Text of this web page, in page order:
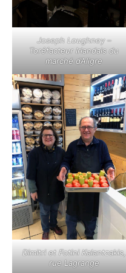
Joseph Loughney –
Toréfacteur Irlandais du
marché d’Aligre
Dimitri et Fotini Kalantzakis,
rue Lagrange